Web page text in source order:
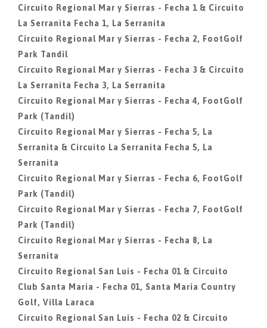
Circuito Regional Mar y Sierras - Fecha 1 & Circuito
La Serranita Fecha 1, La Serranita
Circuito Regional Mar y Sierras - Fecha 2, FootGolf
Park Tandil
Circuito Regional Mar y Sierras - Fecha 3 & Circuito
La Serranita Fecha 3, La Serranita
Circuito Regional Mar y Sierras - Fecha 4, FootGolf
Park (Tandil)
Circuito Regional Mar y Sierras - Fecha 5, La
Serranita & Circuito La Serranita Fecha 5, La
Serranita
Circuito Regional Mar y Sierras - Fecha 6, FootGolf
Park (Tandil)
Circuito Regional Mar y Sierras - Fecha 7, FootGolf
Park (Tandil)
Circuito Regional Mar y Sierras - Fecha 8, La
Serranita
Circuito Regional San Luis - Fecha 01 & Circuito
Club Santa Maria - Fecha 01, Santa Maria Country
Golf, Villa Laraca
Circuito Regional San Luis - Fecha 02 & Circuito